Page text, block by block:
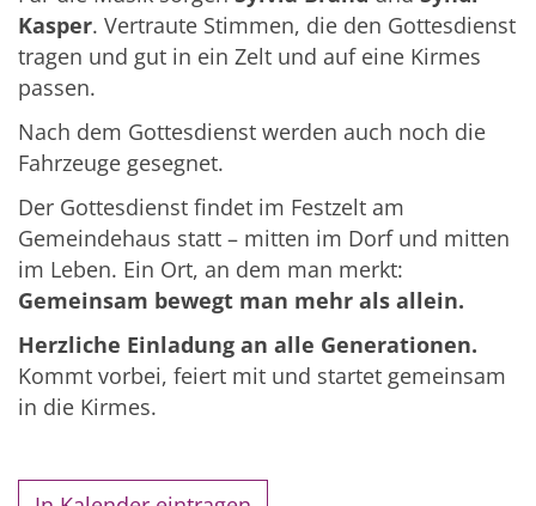
Kasper. Vertraute Stimmen, die den Gottesdienst
tragen und gut in ein Zelt und auf eine Kirmes
passen.
Nach dem Gottesdienst werden auch noch die
Fahrzeuge gesegnet.
Der Gottesdienst findet im Festzelt am
Gemeindehaus statt – mitten im Dorf und mitten
im Leben. Ein Ort, an dem man merkt:
Gemeinsam bewegt man mehr als allein.
Herzliche Einladung an alle Generationen.
Kommt vorbei, feiert mit und startet gemeinsam
in die Kirmes.